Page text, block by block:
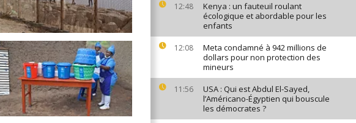
12:48
Kenya : un fauteuil roulant
écologique et abordable pour les
enfants
12:08
Meta condamné à 942 millions de
dollars pour non protection des
mineurs
11:56
USA : Qui est Abdul El-Sayed,
l’Américano-Égyptien qui bouscule
les démocrates ?